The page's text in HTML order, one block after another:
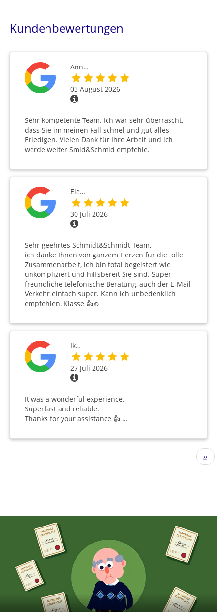
Kundenbewertungen
Ann…
03 August 2026
Sehr kompetente Team. Ich war sehr überrascht,
dass Sie im meinen Fall schnel und gut alles
Erledigen. Vielen Dank für Ihre Arbeit und ich
werde weiter Smid&Schmid empfehle.
Ele…
30 Juli 2026
Sehr geehrtes Schmidt&Schmidt Team,
ich danke Ihnen von ganzem Herzen für die tolle
Zusammenarbeit, ich bin total begeistert wie
unkompliziert und hilfsbereit Sie sind. Super
freundliche telefonische Beratung, auch der E-Mail
Verkehr einfach super. Kann ich unbedenklich
empfehlen, Klasse 👍☺️
Ik…
27 Juli 2026
It was a wonderful experience.
Superfast and reliable.
Thanks for your assistance 👍 …
››